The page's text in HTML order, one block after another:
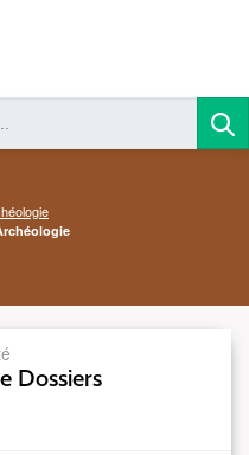
Dossiers